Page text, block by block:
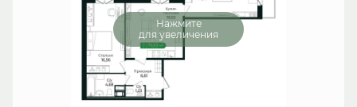
Нажмите
для увеличения